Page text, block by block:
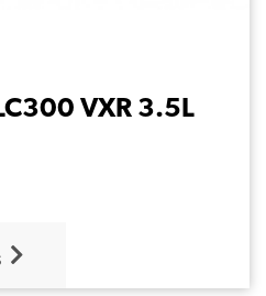
VXR 3.5L